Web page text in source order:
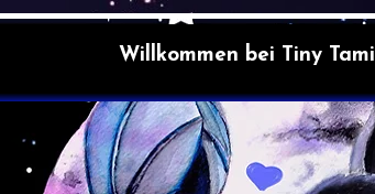
Willkommen bei Tiny Tami